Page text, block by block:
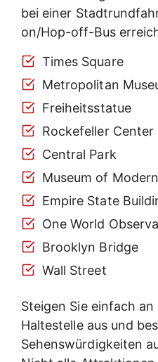
bei einer
on/Hop-off-Bus
Times Square
Metropolitan
Freiheitsstatue
Rockefeller Center
Central Park
Museum of
Empire State
One World
Brooklyn Bridge
Wall Street
Steigen Sie einfach
Haltestelle aus und
Sehenswürdigkeiten